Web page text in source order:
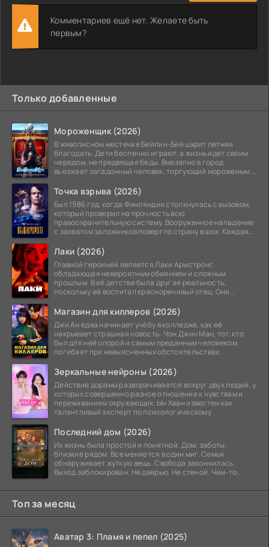
Комментариев ещё нет. Желаете быть
первым?
Только добавленные
Мороженщик (2026)
В живописном местечке Бейлин-Бей царит летняя
благодать. Дети беспечно играют, а жизнь идет своим
чередом, не предвещая беды. Внезапно в город
въезжает загадочный человек, торгующий мороженым.
Точка взрыва (2026)
Был 1986 год, когда Финляндия столкнулась с вызовом,
который проверил на прочность всю
правоохранительную систему. Вооруженное нападение
с захватом заложников повергло страну в шок. Каждая
Лаки (2026)
Главной героиней является Лаки Армстронг,
обладающая невероятным обаянием и сложным
прошлым. В её детстве была другая реальность,
поскольку её воспитал красноречивый отец. Они
Магазин для киллеров (2026)
Джи Ан едва начинает учёбу в колледже, как её
накрывает страшная новость: Чон Джин Ман, тот, кто
был для неё опорой и самым преданным человеком,
погибает при невыясненных обстоятельствах.
Зеркальные нейроны (2026)
Действие дорамы разворачивается вокруг двух людей, у
которых совершенно разное отношение к чувствам и
переживаниям окружающих. Ын Хван известен как
талантливый эксперт по психологическому
Последний дом (2026)
Их жизнь была простой и понятной. Дом, заботы,
близкие рядом. Все меняется в один миг. Семья
обнаруживает жуткую вещь. Свобода закончилась.
Выход заблокирован. Не дверью. Не стеной. Чем-то
Топ за месяц
Аватар 3: Пламя и пепел (2025)